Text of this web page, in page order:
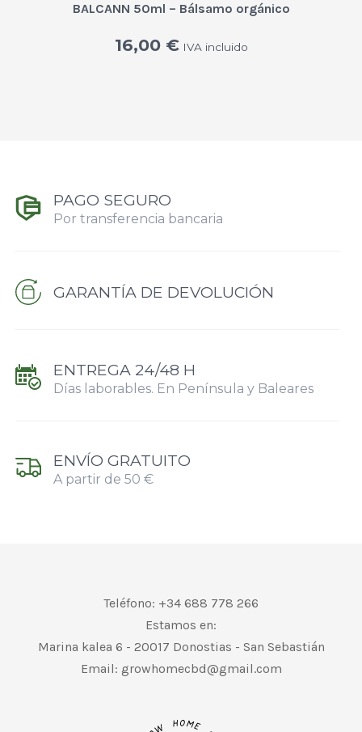
BALCANN 50ml – Bálsamo orgánico
16,00 € IVA incluido
PAGO SEGURO
Por transferencia bancaria
GARANTÍA DE DEVOLUCIÓN
ENTREGA 24/48 H
Días laborables. En Península y Baleares
ENVÍO GRATUITO
A partir de 50 €
Teléfono: +34 688 778 266
Estamos en:
Marina kalea 6 - 20017 Donostias - San Sebastián
Email: growhomecbd@gmail.com